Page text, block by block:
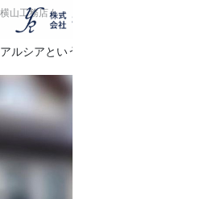
コ
ン
ツ
ス
キ
プ
ナ
ー
シ
ン
に
動
横山工務店/
アルシアというガレージを設置しました☻